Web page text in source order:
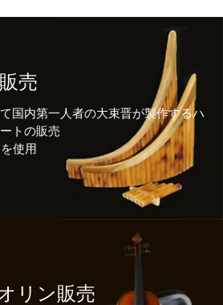
売
国内第一人者の大束晋が製作するハ
トの販売
使用
リン販売